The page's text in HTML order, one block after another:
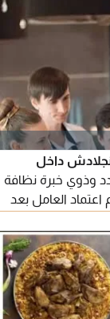
داخل
وذوي خبرة نظافة
العامل بعد